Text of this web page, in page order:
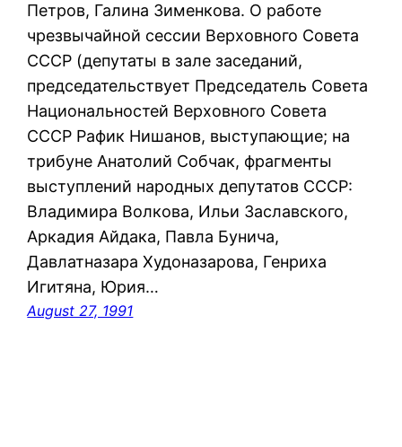
Петров, Галина Зименкова. О работе
чрезвычайной сессии Верховного Совета
СССР (депутаты в зале заседаний,
председательствует Председатель Совета
Национальностей Верховного Совета
СССР Рафик Нишанов, выступающие; на
трибуне Анатолий Собчак, фрагменты
выступлений народных депутатов СССР:
Владимира Волкова, Ильи Заславского,
Аркадия Айдака, Павла Бунича,
Давлатназара Худоназарова, Генриха
Игитяна, Юрия…
August 27, 1991